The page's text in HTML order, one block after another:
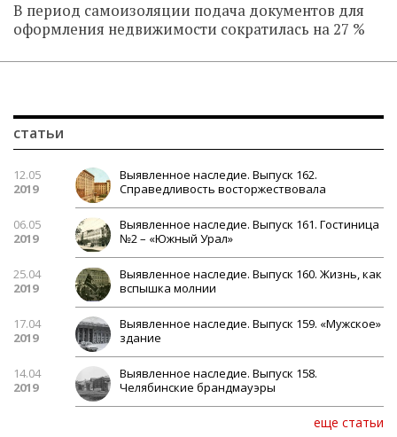
В период самоизоляции подача документов для
оформления недвижимости сократилась на 27 %
статьи
12.05
2019
Выявленное наследие. Выпуск 162.
Справедливость восторжествовала
06.05
2019
Выявленное наследие. Выпуск 161. Гостиница
№2 – «Южный Урал»
25.04
2019
Выявленное наследие. Выпуск 160. Жизнь, как
вспышка молнии
17.04
2019
Выявленное наследие. Выпуск 159. «Мужское»
здание
14.04
2019
Выявленное наследие. Выпуск 158.
Челябинские брандмауэры
еще статьи